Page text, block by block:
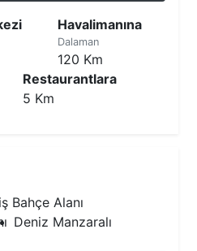
Havalimanına
Dalaman
120 Km
Restaurantlara
5 Km
Bahçe Alanı
Deniz Manzaralı